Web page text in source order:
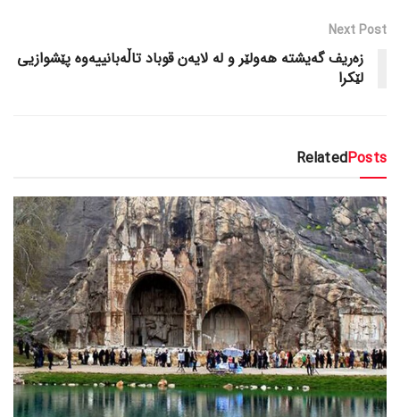
Next Post
زەریف گەیشتە هەولێر و لە لایەن قوباد تاڵەبانییەوە پێشوازیی
لێکرا
RelatedPosts